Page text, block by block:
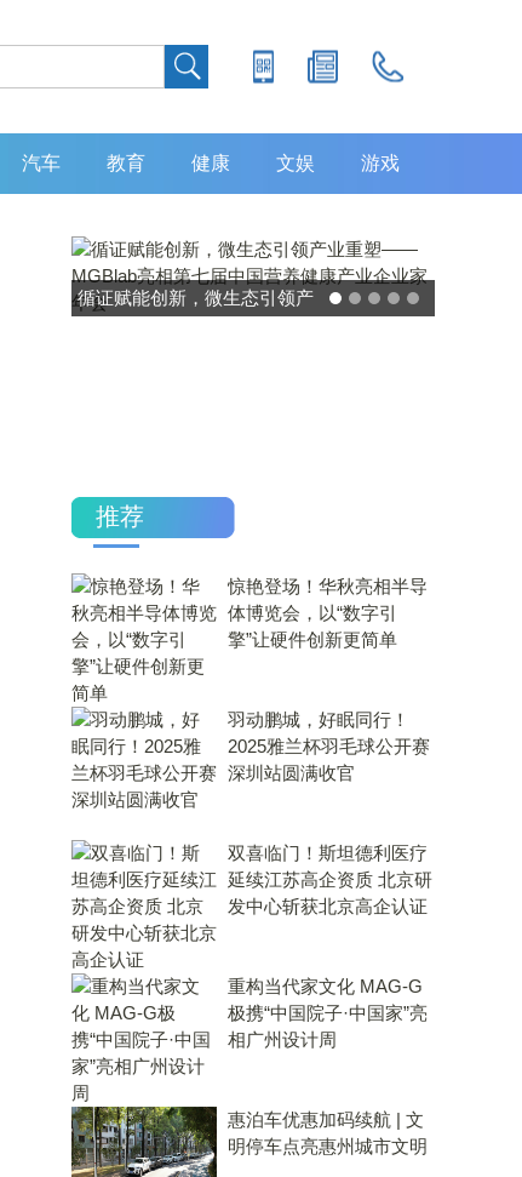
汽车 教育 健康 文娱 游戏
灵敏度超 80% 特异性 99%！
推荐
惊艳登场！华秋亮相半导
体博览会，以“数字引
擎”让硬件创新更简单
羽动鹏城，好眠同行！
2025雅兰杯羽毛球公开赛
深圳站圆满收官
双喜临门！斯坦德利医疗
延续江苏高企资质 北京研
发中心斩获北京高企认证
重构当代家文化 MAG-G
极携“中国院子·中国家”亮
相广州设计周
惠泊车优惠加码续航 | 文
明停车点亮惠州城市文明